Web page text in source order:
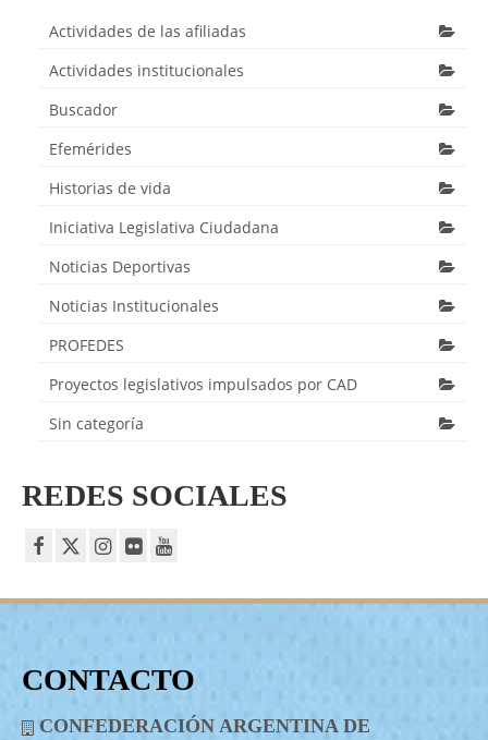
Actividades de las afiliadas
Actividades institucionales
Buscador
Efemérides
Historias de vida
Iniciativa Legislativa Ciudadana
Noticias Deportivas
Noticias Institucionales
PROFEDES
Proyectos legislativos impulsados por CAD
Sin categoría
REDES SOCIALES
CONTACTO
CONFEDERACIÓN ARGENTINA DE